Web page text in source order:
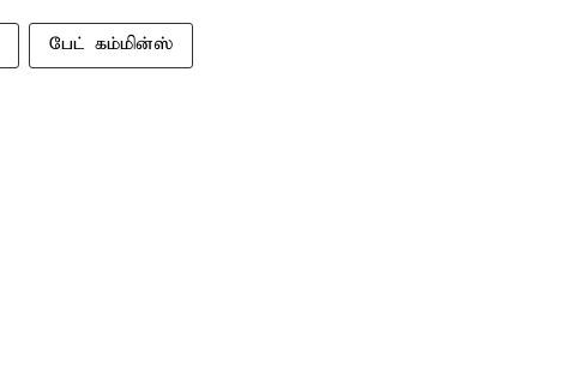
பேட் கம்மின்ஸ்